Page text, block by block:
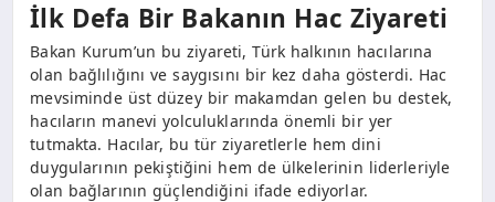
İlk Defa Bir Bakanın Hac Ziyareti
Bakan Kurum’un bu ziyareti, Türk halkının hacılarına
olan bağlılığını ve saygısını bir kez daha gösterdi. Hac
mevsiminde üst düzey bir makamdan gelen bu destek,
hacıların manevi yolculuklarında önemli bir yer
tutmakta. Hacılar, bu tür ziyaretlerle hem dini
duygularının pekiştiğini hem de ülkelerinin liderleriyle
olan bağlarının güçlendiğini ifade ediyorlar.